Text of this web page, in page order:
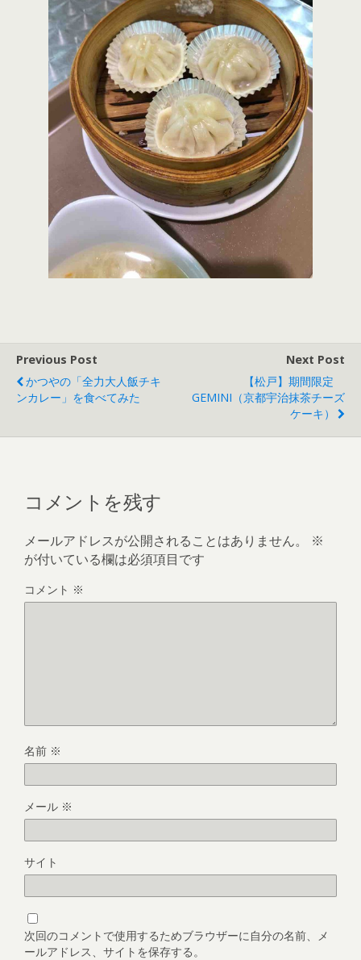
Previous Post
かつやの「全力大人飯チキ
ンカレー」を食べてみた
Next Post
【松戸】期間限定
GEMINI（京都宇治抹茶チーズ
ケーキ）
コメントを残す
メールアドレスが公開されることはありません。
※
が付いている欄は必須項目です
コメント ※
名前 ※
メール ※
サイト
次回のコメントで使用するためブラウザーに自分の名前、メ
ールアドレス、サイトを保存する。